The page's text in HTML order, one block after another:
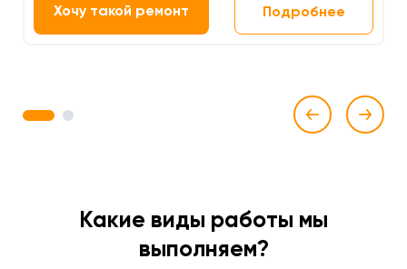
Хочу такой ремонт Подробнее
1 2
Какие виды работы мы
выполняем?